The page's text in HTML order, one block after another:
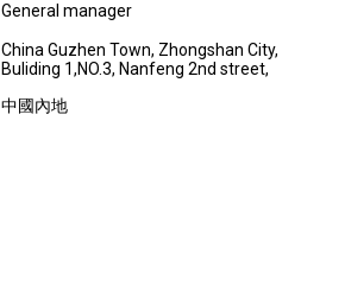
General manager
China Guzhen Town, Zhongshan City,
Buliding 1,NO.3, Nanfeng 2nd street,
中國內地